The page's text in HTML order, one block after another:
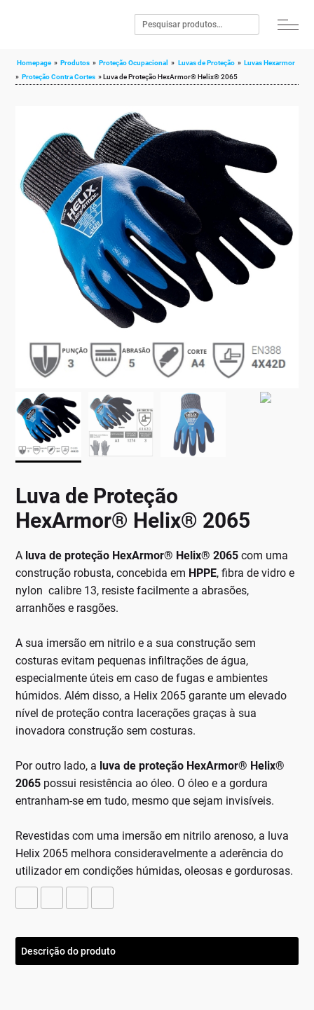
Homepage » Produtos » Proteção Ocupacional » Luvas de Proteção » Luvas Hexarmor
» Proteção Contra Cortes »Luva de Proteção HexArmor® Helix® 2065
Luva de Proteção
HexArmor® Helix® 2065
A luva de proteção HexArmor® Helix® 2065 com uma
construção robusta, concebida em HPPE, fibra de vidro e
nylon calibre 13, resiste facilmente a abrasões,
arranhões e rasgões.
A sua imersão em nitrilo e a sua construção sem
costuras evitam pequenas infiltrações de água,
especialmente úteis em caso de fugas e ambientes
húmidos. Além disso, a Helix 2065 garante um elevado
nível de proteção contra lacerações graças à sua
inovadora construção sem costuras.
Por outro lado, a luva de proteção HexArmor® Helix®
2065 possui resistência ao óleo. O óleo e a gordura
entranham-se em tudo, mesmo que sejam invisíveis.
Revestidas com uma imersão em nitrilo arenoso, a luva
Helix 2065 melhora consideravelmente a aderência do
utilizador em condições húmidas, oleosas e gordurosas.
Descrição do produto